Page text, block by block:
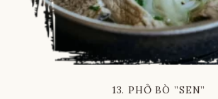
13. PHỞ BÒ ”SEN”